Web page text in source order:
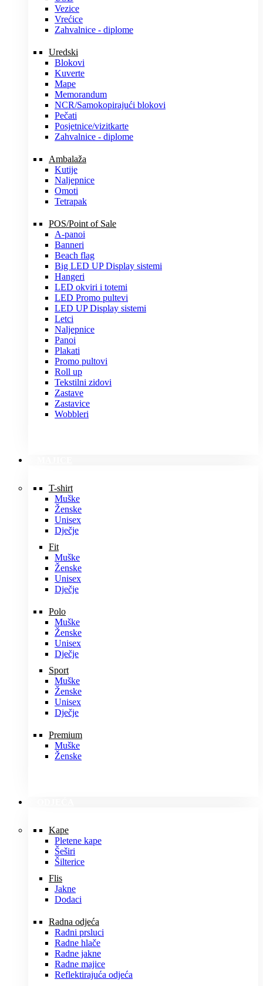
Vezice
Vrećice
Zahvalnice - diplome
Uredski
Blokovi
Kuverte
Mape
Memorandum
NCR/Samokopirajući blokovi
Pečati
Posjetnice/vizitkarte
Zahvalnice - diplome
Ambalaža
Kutije
Naljepnice
Omoti
Tetrapak
POS/Point of Sale
A-panoi
Banneri
Beach flag
Big LED UP Display sistemi
Hangeri
LED okviri i totemi
LED Promo pultevi
LED UP Display sistemi
Letci
Naljepnice
Panoi
Plakati
Promo pultovi
Roll up
Tekstilni zidovi
Zastave
Zastavice
Wobbleri
T-shirt
Muške
Ženske
Unisex
Dječje
Fit
Muške
Ženske
Unisex
Dječje
Polo
Muške
Ženske
Unisex
Dječje
Sport
Muške
Ženske
Unisex
Dječje
Premium
Muške
Ženske
Kape
Pletene kape
Šeširi
Šilterice
Flis
Jakne
Dodaci
Radna odjeća
Radni prsluci
Radne hlače
Radne jakne
Radne majice
Reflektirajuća odjeća